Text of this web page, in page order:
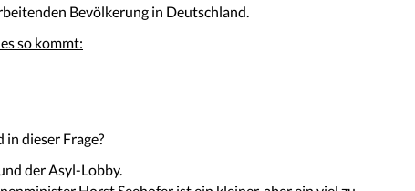
Bevölkerung in Deutschland.
so kommt:
dieser Frage?
der Asyl-Lobby.